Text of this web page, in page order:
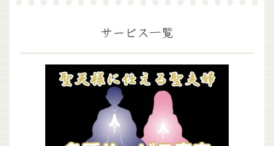
サービス一覧